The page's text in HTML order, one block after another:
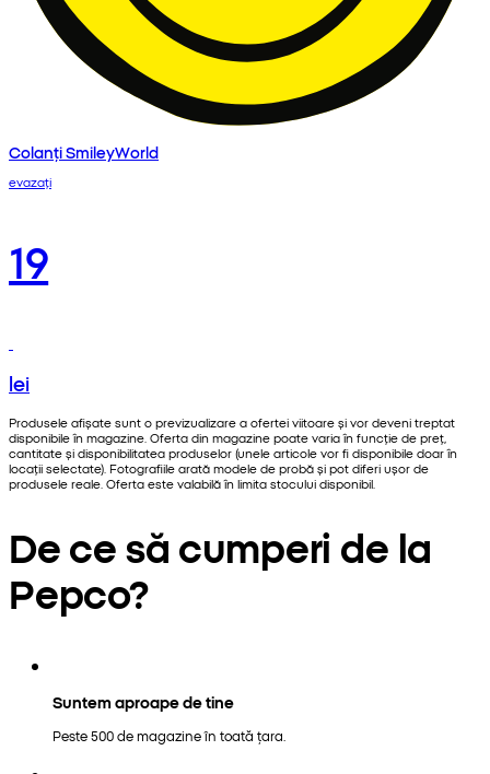
Colanți SmileyWorld
evazați
19
lei
Produsele afișate sunt o previzualizare a ofertei viitoare și vor deveni treptat
disponibile în magazine. Oferta din magazine poate varia în funcție de preț,
cantitate și disponibilitatea produselor (unele articole vor fi disponibile doar în
locații selectate). Fotografiile arată modele de probă și pot diferi ușor de
produsele reale. Oferta este valabilă în limita stocului disponibil.
De ce să cumperi de la
Pepco?
Suntem aproape de tine
Peste 500 de magazine în toată țara.